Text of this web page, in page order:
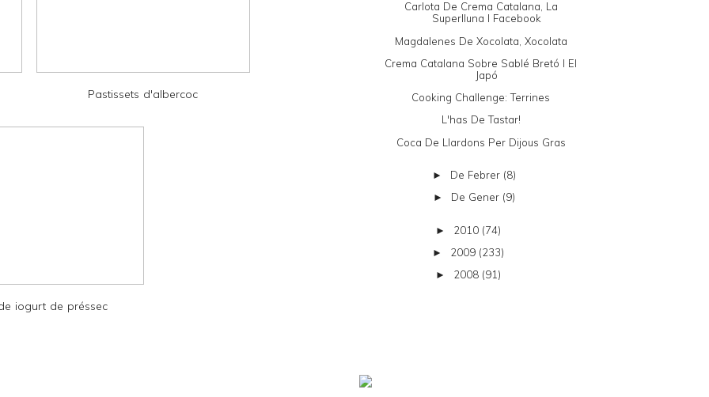
Pastissets d'albercoc
iogurt de préssec
Carlota De Crema Catalana, La
Superlluna I Facebook
Magdalenes De Xocolata, Xocolata
Crema Catalana Sobre Sablé Bretó I El
Japó
Cooking Challenge: Terrines
L'has De Tastar!
Coca De Llardons Per Dijous Gras
► De Febrer (8)
► De Gener (9)
► 2010 (74)
► 2009 (233)
► 2008 (91)